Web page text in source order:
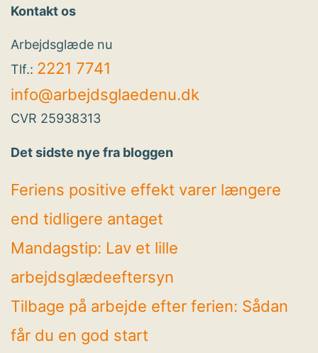
Kontakt os
Arbejdsglæde nu
Tlf.: 2221 7741
info@arbejdsglaedenu.dk
CVR 25938313
Det sidste nye fra bloggen
Feriens positive effekt varer længere
end tidligere antaget
Mandagstip: Lav et lille
arbejdsglædeeftersyn
Tilbage på arbejde efter ferien: Sådan
får du en god start